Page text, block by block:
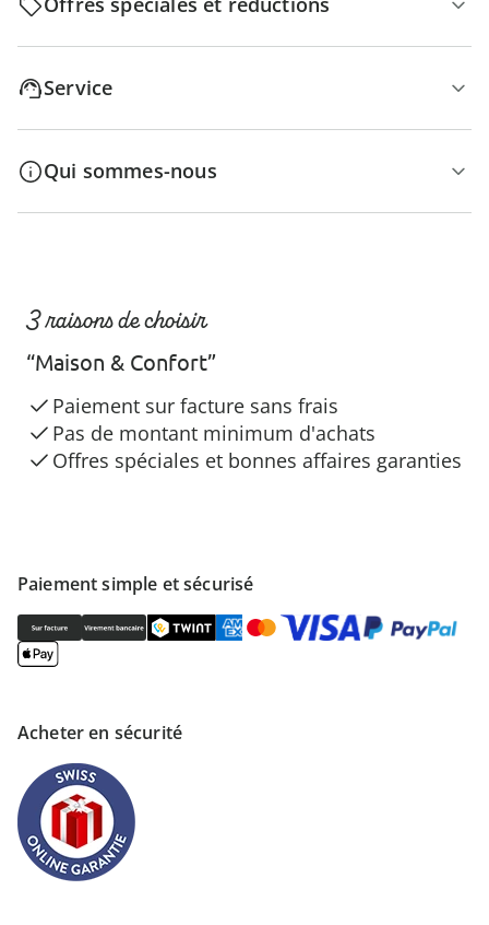
Service
Qui sommes-nous
Paiement simple et sécurisé
Acheter en sécurité
3 raisons de choisir
“Maison & Confort”
Paiement sur facture sans frais
Pas de montant minimum d'achats
Offres spéciales et bonnes affaires garanties